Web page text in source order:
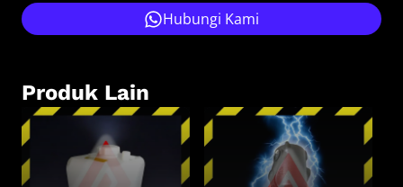
Hubungi Kami
Produk Lain